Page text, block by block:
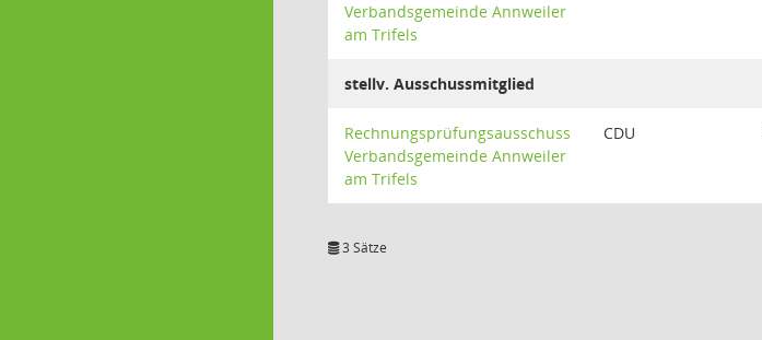
Verbandsgemeinde Annweiler
am Trifels
stellv. Ausschussmitglied
Rechnungsprüfungsausschuss
Verbandsgemeinde Annweiler
am Trifels
CDU
3 Sätze